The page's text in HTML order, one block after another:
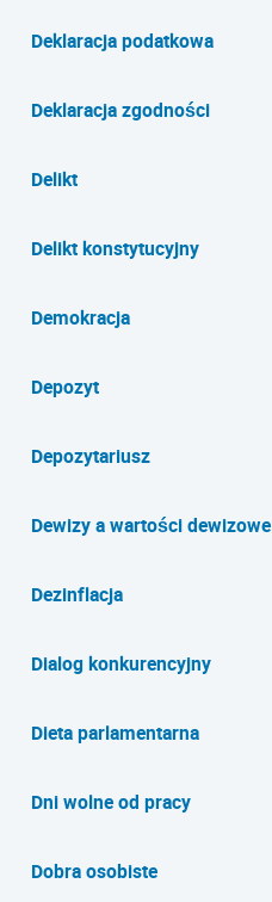
Deklaracja podatkowa
Deklaracja zgodności
Delikt
Delikt konstytucyjny
Demokracja
Depozyt
Depozytariusz
Dewizy a wartości dewizowe
Dezinflacja
Dialog konkurencyjny
Dieta parlamentarna
Dni wolne od pracy
Dobra osobiste